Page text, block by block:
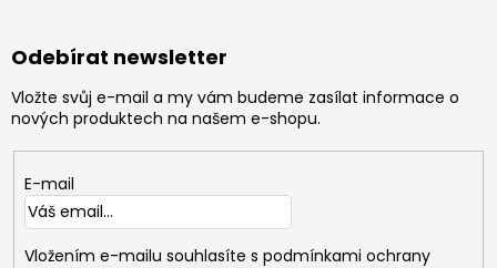
Odebírat newsletter
Vložte svůj e-mail a my vám budeme zasílat informace o
nových produktech na našem e-shopu.
E-mail
Vložením e-mailu souhlasíte s podmínkami ochrany